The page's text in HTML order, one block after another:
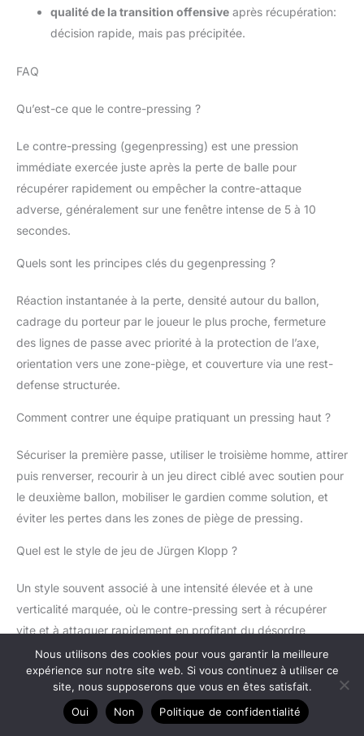
qualité de la transition offensive après récupération:
décision rapide, mais pas précipitée.
FAQ
Qu’est-ce que le contre-pressing ?
Le contre-pressing (gegenpressing) est une pression
immédiate exercée juste après la perte de balle pour
récupérer rapidement ou empêcher la contre-attaque
adverse, généralement sur une fenêtre intense de 5 à 10
secondes.
Quels sont les principes clés du gegenpressing ?
Réaction instantanée à la perte, densité autour du ballon,
cadrage du porteur par le joueur le plus proche, fermeture
des lignes de passe avec priorité à la protection de l’axe,
orientation vers une zone-piège, et couverture via une rest-
defense structurée.
Comment contrer une équipe pratiquant un pressing haut ?
Sécuriser la première passe, utiliser le troisième homme, attirer
puis renverser, recourir à un jeu direct ciblé avec soutien pour
le deuxième ballon, mobiliser le gardien comme solution, et
éviter les pertes dans les zones de piège de pressing.
Quel est le style de jeu de Jürgen Klopp ?
Un style souvent associé à une intensité élevée et à une
verticalité marquée, où le contre-pressing sert à récupérer
vite et à attaquer rapidement en profitant du désordre
adverse.
Le contre-pressing est une arme de transition: il gagne des
ballons, du temps et du territoire, à condition d’être déclenché
sur les bons signaux, orienté pour protéger l’axe, et sécurisé
Nous utilisons des cookies pour vous garantir la meilleure
expérience sur notre site web. Si vous continuez à utiliser ce
site, nous supposerons que vous en êtes satisfait.
Oui
Non Politique de confidentialité